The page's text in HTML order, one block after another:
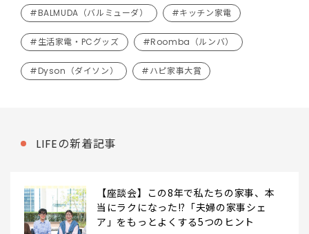
#BALMUDA（バルミューダ） #キッチン家電
#生活家電・PCグッズ #Roomba（ルンバ）
#Dyson（ダイソン） #ハピ家事大賞
LIFEの新着記事
【座談会】この8年で私たちの家事、本
当にラクになった!?「夫婦の家事シェ
ア」をもっとよくする5つのヒント